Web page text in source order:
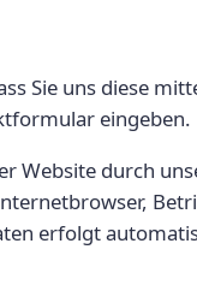
Sie uns diese
eingeben.
Website durch
erfolgt